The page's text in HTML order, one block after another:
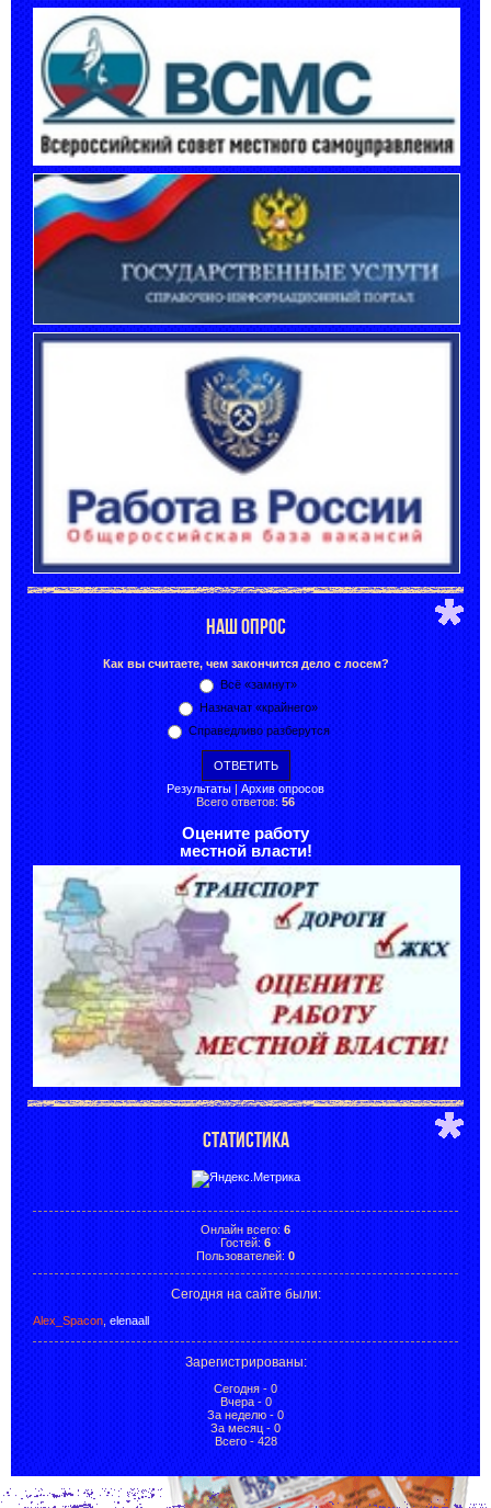
НАШ ОПРОС
Как вы считаете, чем закончится дело с лосем?
Всё «замнут»
Назначат «крайнего»
Справедливо разберутся
Результаты | Архив опросов
Всего ответов: 56
Оцените работу
местной власти!
СТАТИСТИКА
Онлайн всего: 6
Гостей: 6
Пользователей: 0
Сегодня на сайте были:
Alex_Spacon elenaall
Зарегистрированы:
Сегодня - 0
Вчера - 0
За неделю - 0
За месяц - 0
Всего - 428